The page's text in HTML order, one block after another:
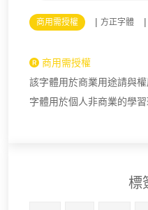
商用需授權 | 方正字體 |
商用需授權
該字體用於商業用途請與
字體用於個人非商業的學
標